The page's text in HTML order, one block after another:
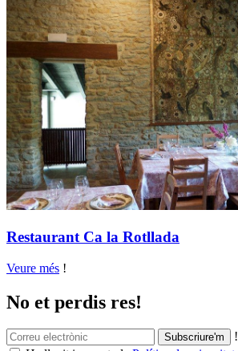
Restaurant Ca la Rotllada
Veure més !
No et perdis res!
!